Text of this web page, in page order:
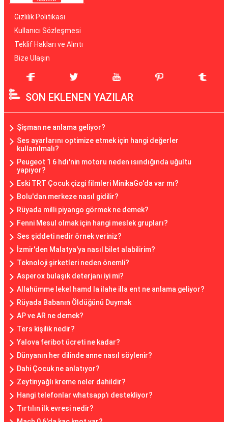
Gizlilik Politikası
Kullanıcı Sözleşmesi
Teklif Hakları ve Alıntı
Bize Ulaşın
SON EKLENEN YAZILAR
Şişman ne anlama geliyor?
Ses ayarlarını optimize etmek için hangi değerler
kullanılmalı?
Peugeot 1 6 hdı'nin motoru neden ısındığında uğultu
yapıyor?
Eski TRT Çocuk çizgi filmleri MinikaGo'da var mı?
Bolu'dan merkeze nasıl gidilir?
Rüyada milli piyango görmek ne demek?
Fenni Mesul olmak için hangi meslek grupları?
Ses şiddeti nedir örnek veriniz?
İzmir'den Malatya'ya nasıl bilet alabilirim?
Teknoloji şirketleri neden önemli?
Asperox bulaşık deterjanı iyi mi?
Allahümme lekel hamd la ilahe illa ent ne anlama geliyor?
Rüyada Babanın Öldüğünü Duymak
AP ve AR ne demek?
Ters kişilik nedir?
Yalova feribot ücreti ne kadar?
Dünyanın her dilinde anne nasıl söylenir?
Dahi Çocuk ne anlatıyor?
Zeytinyağlı kreme neler dahildir?
Hangi telefonlar whatsapp'ı destekliyor?
Tırtılın ilk evresi nedir?